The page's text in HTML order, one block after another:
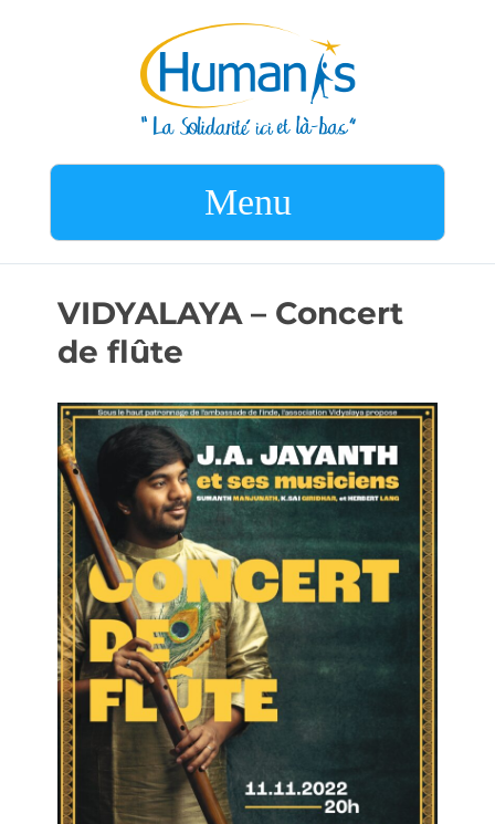
Menu
VIDYALAYA – Concert
de flûte